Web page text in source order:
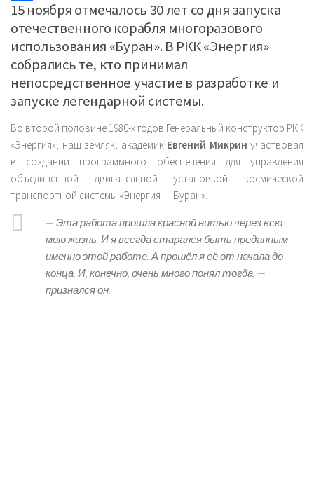
Отправить
15 ноября отмечалось 30 лет со дня запуска
отечественного корабля многоразового
использования «Буран». В РКК «Энергия»
собрались те, кто принимал
непосредственное участие в разработке и
запуске легендарной системы.
Во второй половине 1980-х годов Генеральный конструктор РКК
«Энергия», наш земляк, академик Евгений Микрин участвовал
в создании программного обеспечения для управления
объединённой двигательной установкой космической
транспортной системы «Энергия — Буран».
— Эта работа прошла красной нитью через всю
мою жизнь. И я всегда старался быть преданным
именно этой работе. А прошёл я её от начала до
конца. И, конечно, очень много понял тогда, —
признался он.